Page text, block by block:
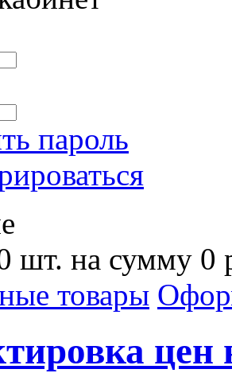
пароль
шт. на сумму 0
товары
цен